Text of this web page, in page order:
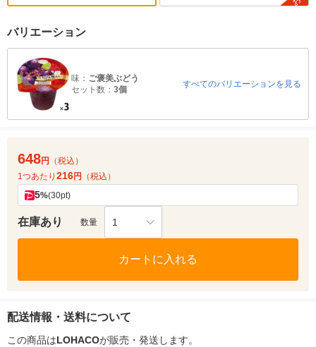
バリエーション
味： ご褒美ぶどう
セット数： 3個
すべてのバリエーションを見る
648円
（税込）
1つあたり 216円 （税込）
5%(30pt)
在庫あり 数量 1
カートに入れる
配送情報・送料について
この商品はLOHACOが販売・発送します。